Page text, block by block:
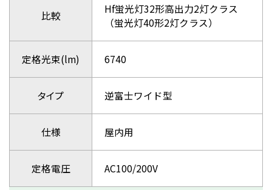
比較
Hf蛍光灯32形高出力2灯クラス
（蛍光灯40形2灯クラス）
定格光束(lm) 6740
タイプ 逆富士ワイド型
仕様 屋内用
定格電圧 AC100/200V